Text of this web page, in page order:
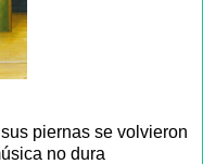
piernas se volvieron
no dura